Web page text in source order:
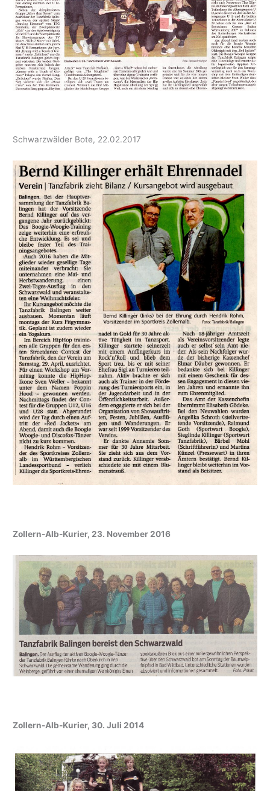
Schwarzwälder Bote, 22.02.2017
Zollern-Alb-Kurier, 23. November 2016
Zollern-Alb-Kurier, 30. Juli 2014